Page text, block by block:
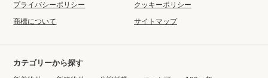
プライバシーポリシー
クッキーポリシー
商標について
サイトマップ
カテゴリーから探す